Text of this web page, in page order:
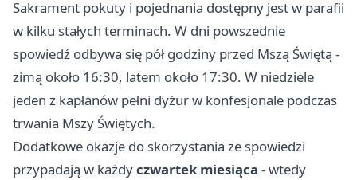
Sakrament pokuty i pojednania dostępny jest w parafii
w kilku stałych terminach. W dni powszednie
spowiedź odbywa się pół godziny przed Mszą Świętą -
zimą około 16:30, latem około 17:30. W niedziele
jeden z kapłanów pełni dyżur w konfesjonale podczas
trwania Mszy Świętych.
Dodatkowe okazje do skorzystania ze spowiedzi
przypadają w każdyczwartek miesiąca - wtedy